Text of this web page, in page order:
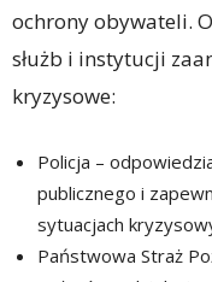
ochrony obywateli.
służb i instytucji
kryzysowe:
Policja –
publicznego i
sytuacjach
Państwowa Straż